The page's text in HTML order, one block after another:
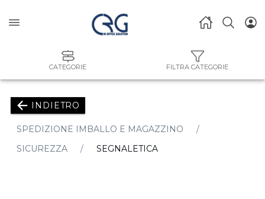
CATEGORIE FILTRA CATEGORIE
INDIETRO
SPEDIZIONE IMBALLO E MAGAZZINO
SICUREZZA
SEGNALETICA